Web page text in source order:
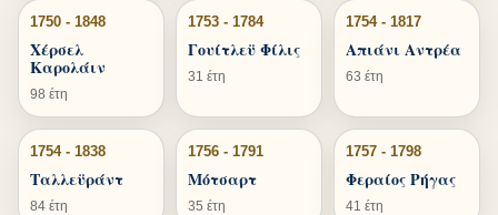
1750 - 1848
Χέρσελ
Καρολάιν
98 έτη
1753 - 1784
Γουίτλεϋ Φίλις
31 έτη
1754 - 1817
Απιάνι Αντρέα
63 έτη
1754 - 1838
Ταλλεϋράντ
84 έτη
1756 - 1791
Μότσαρτ
35 έτη
1757 - 1798
Φεραίος Ρήγας
41 έτη